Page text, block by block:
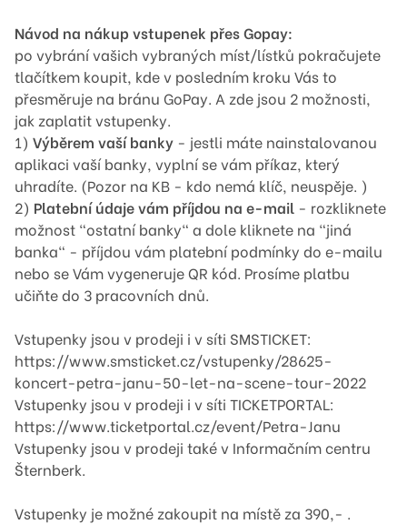
Návod na nákup vstupenek přes Gopay:
po vybrání vašich vybraných míst/lístků pokračujete
tlačítkem koupit, kde v posledním kroku Vás to
přesměruje na bránu GoPay. A zde jsou 2 možnosti,
jak zaplatit vstupenky.
1) Výběrem vaší banky - jestli máte nainstalovanou
aplikaci vaší banky, vyplní se vám příkaz, který
uhradíte. (Pozor na KB - kdo nemá klíč, neuspěje. )
2) Platební údaje vám příjdou na e-mail - rozkliknete
možnost "ostatní banky" a dole kliknete na "jiná
banka" - příjdou vám platební podmínky do e-mailu
nebo se Vám vygeneruje QR kód. Prosíme platbu
učiňte do 3 pracovních dnů.
Vstupenky jsou v prodeji i v síti SMSTICKET:
https://www.smsticket.cz/vstupenky/28625-
koncert-petra-janu-50-let-na-scene-tour-2022
Vstupenky jsou v prodeji i v síti TICKETPORTAL:
https://www.ticketportal.cz/event/Petra-Janu
Vstupenky jsou v prodeji také v Informačním centru
Šternberk.
Vstupenky je možné zakoupit na místě za 390,- .